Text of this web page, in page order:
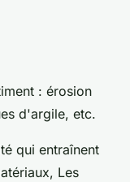
: érosion
d'argile, etc.
qui entraînent
Les